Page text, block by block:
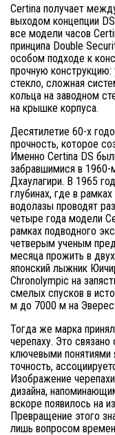
Certina получает
выходом концепции
все модели часов
принципа Double
особом подходе к
прочную конструкцию:
стекло, сложная
кольца на заводном
на крышке корпуса.
Десятилетие 60-х
прочность, которое
Именно Certina DS
забравшимися в 1960-
Дхаулагири. В 1965
глубинах, где в
водолазы проводят
четыре года модели
рамках подводного
четверым ученым
месяца прожить в
японский лыжник
Chronolympic на
смелых спусков в
м до 7000 м на
Тогда же марка
черепаху. Это
ключевыми понятиями
точность,
Изображение
дизайна,
вскоре появилось на
Превращение этого
лишь вопросом